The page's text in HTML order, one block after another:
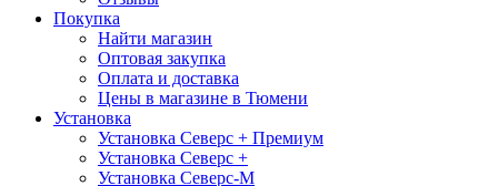
Покупка
Найти магазин
Оптовая закупка
Оплата и доставка
Цены в магазине в Тюмени
Установка
Установка Северс + Премиум
Установка Северс +
Установка Северс-М